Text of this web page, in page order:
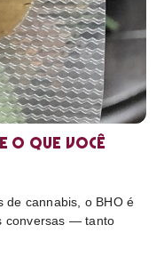
o que você
de cannabis, o BHO é
conversas — tanto